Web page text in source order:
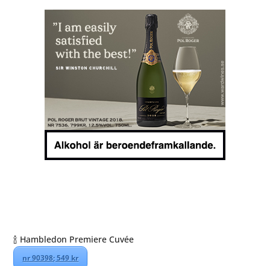
🍾 Hambledon Premiere Cuvée
nr 90398; 549 kr